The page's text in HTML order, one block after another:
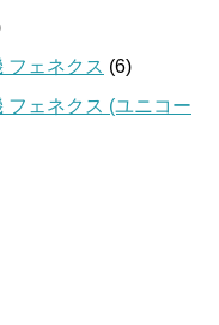
フェネクス (6)
フェネクス (ユニコー